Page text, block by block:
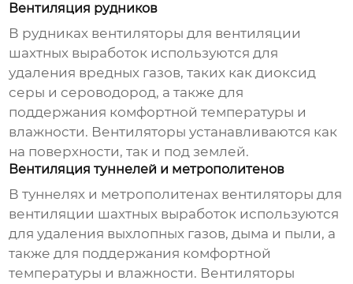
Вентиляция рудников
В рудниках вентиляторы для вентиляции
шахтных выработок используются для
удаления вредных газов, таких как диоксид
серы и сероводород, а также для
поддержания комфортной температуры и
влажности. Вентиляторы устанавливаются как
на поверхности, так и под землей.
Вентиляция туннелей и метрополитенов
В туннелях и метрополитенах вентиляторы для
вентиляции шахтных выработок используются
для удаления выхлопных газов, дыма и пыли, а
также для поддержания комфортной
температуры и влажности. Вентиляторы